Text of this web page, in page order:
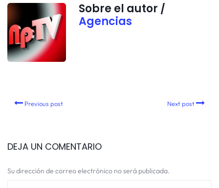
Sobre el autor /
Agencias
Previous post Next post
DEJA UN COMENTARIO
Su dirección de correo electrónico no será publicada.